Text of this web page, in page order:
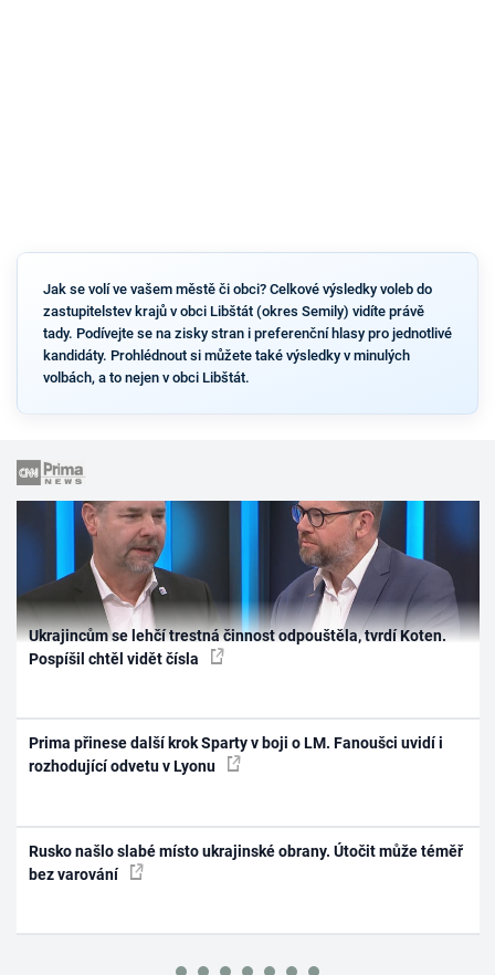
Jak se volí ve vašem městě či obci? Celkové výsledky voleb do
zastupitelstev krajů v obci Libštát (okres Semily) vidíte právě
tady. Podívejte se na zisky stran i preferenční hlasy pro jednotlivé
kandidáty. Prohlédnout si můžete také výsledky v minulých
volbách, a to nejen v obci Libštát.
Ukrajincům se lehčí trestná činnost odpouštěla, tvrdí Koten.
Pospíšil chtěl vidět čísla
Prima přinese další krok Sparty v boji o LM. Fanoušci uvidí i
rozhodující odvetu v Lyonu
Rusko našlo slabé místo ukrajinské obrany. Útočit může téměř
bez varování